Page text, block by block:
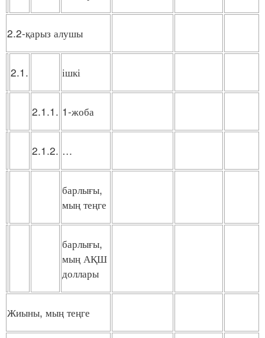
2.2-қарыз алушы
2.1. ішкі
2.1.1. 1-жоба
2.1.2. …
барлығы,
мың теңге
барлығы,
мың АҚШ
доллары
Жиыны, мың теңге